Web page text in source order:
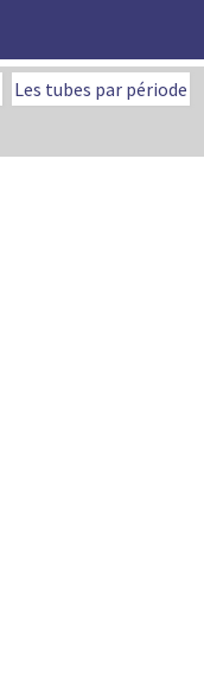
Les tubes par période